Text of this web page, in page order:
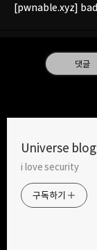
[pwnable.xyz]
댓글
Universe blog
i love security
구독하기